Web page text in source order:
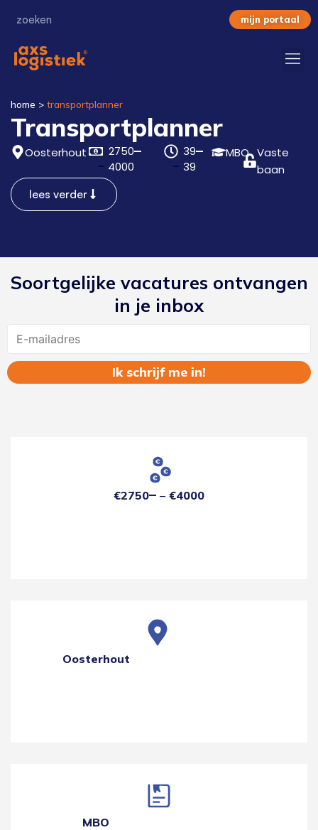
mijn portaal
home > transportplanner
Transportplanner
Oosterhout
2750
4000
39
39
MBO Vaste
baan
lees verder
Soortgelijke vacatures ontvangen
in je inbox
€2750 €4000
Oosterhout
MBO